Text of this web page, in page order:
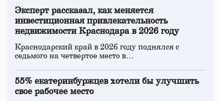
Эксперт рассказал, как меняется
инвестиционная привлекательность
недвижимости Краснодара в 2026 году
Краснодарский край в 2026 году поднялся с
седьмого на четвертое место в…
55% екатеринбуржцев хотели бы улучшить
свое рабочее место